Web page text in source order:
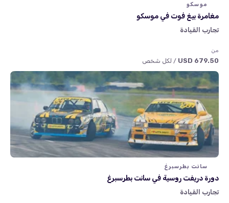
موسكو
مغامرة بيغ فوت في موسكو
تجارب القيادة
من
679.50 USD / لكل شخص
سانت بطرسبرغ
دورة دريفت روسية في سانت بطرسبرغ
تجارب القيادة